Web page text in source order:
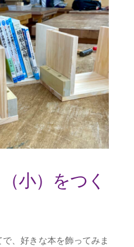
小）をつく
、好きな本を飾ってみま